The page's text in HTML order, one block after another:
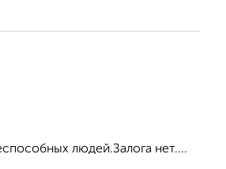
людей.Залога нет....